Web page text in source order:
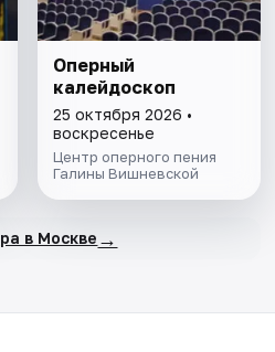
Оперный
калейдоскоп
25 октября 2026 •
воскресенье
Центр оперного пения
Галины Вишневской
в Москве →